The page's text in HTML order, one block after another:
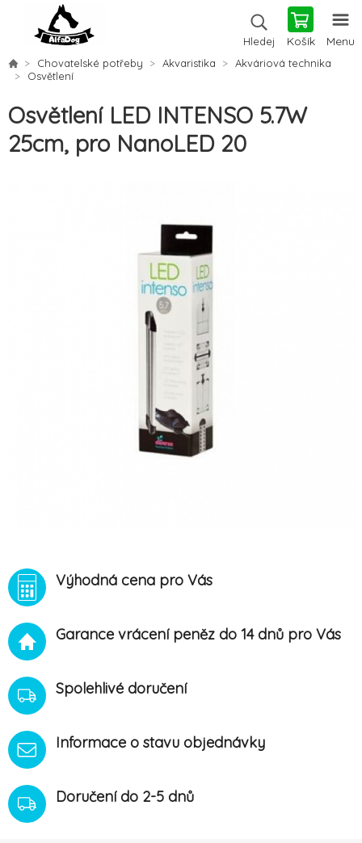
Hledej Košík Menu
Chovatelské potřeby Akvaristika
Akváriová technika
Osvětlení
Osvětlení LED INTENSO 5.7W
25cm, pro NanoLED 20
Výhodná cena pro Vás
Garance vrácení peněz do 14 dnů pro Vás
Spolehlivé doručení
Informace o stavu objednávky
Doručení do 2-5 dnů